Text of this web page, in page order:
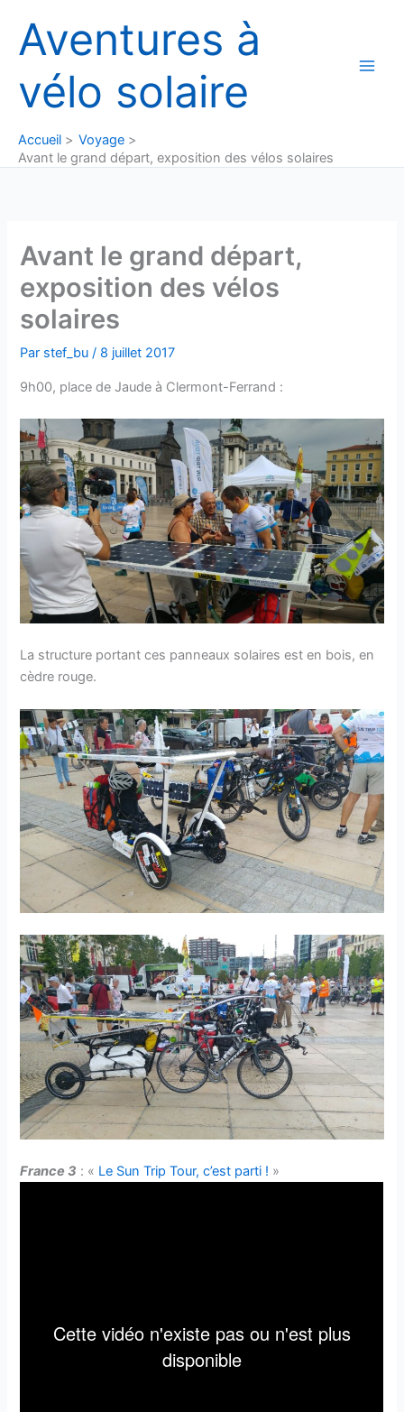
contenu
Aventures à
vélo solaire
Accueil
Voyage
Avant le grand départ, exposition des vélos solaires
Avant le grand départ,
exposition des vélos
solaires
Par stef_bu/ 8 juillet 2017
9h00, place de Jaude à Clermont-Ferrand :
La structure portant ces panneaux solaires est en bois, en
cèdre rouge.
France 3 : « Le Sun Trip Tour, c’est parti ! »